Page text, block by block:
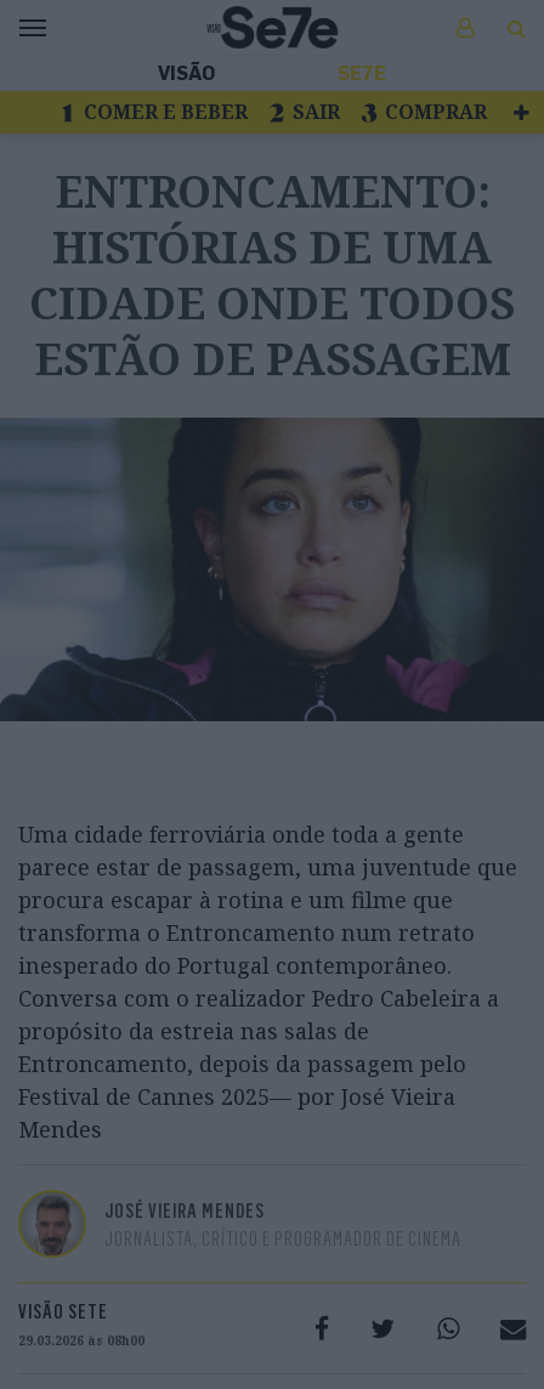
VISÃO SE7E
COMER E BEBER SAIR
COMPRAR
ESCAPAR
ENTRONCAMENTO:
HISTÓRIAS DE UMA
CIDADE ONDE TODOS
ESTÃO DE PASSAGEM
Uma cidade ferroviária onde toda a gente
parece estar de passagem, uma juventude que
procura escapar à rotina e um filme que
transforma o Entroncamento num retrato
inesperado do Portugal contemporâneo.
Conversa com o realizador Pedro Cabeleira a
propósito da estreia nas salas de
Entroncamento, depois da passagem pelo
Festival de Cannes 2025— por José Vieira
Mendes
JOSÉ VIEIRA MENDES
JORNALISTA, CRÍTICO E PROGRAMADOR DE CINEMA
VISÃO SETE
29.03.2026 às 08h00